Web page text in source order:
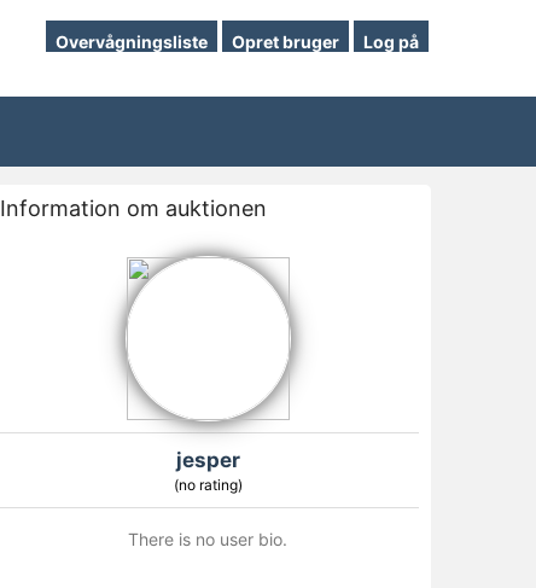
Overvågningsliste Opret bruger Log på
Information om auktionen
jesper
(no rating)
There is no user bio.